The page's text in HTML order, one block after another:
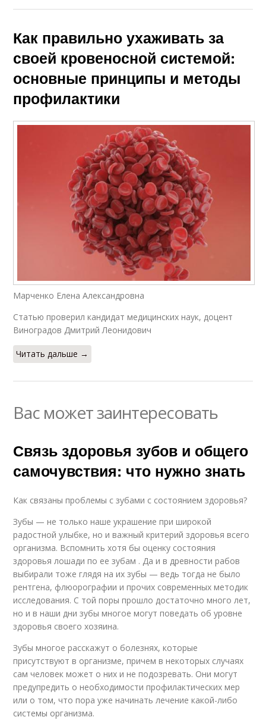
Как правильно ухаживать за
своей кровеносной системой:
основные принципы и методы
профилактики
Марченко Елена Александровна
Статью проверил кандидат медицинских наук, доцент
Виноградов Дмитрий Леонидович
Читать дальше →
Вас может заинтересовать
Связь здоровья зубов и общего
самочувствия: что нужно знать
Как связаны проблемы с зубами с состоянием здоровья?
Зубы — не только наше украшение при широкой
радостной улыбке, но и важный критерий здоровья всего
организма. Вспомнить хотя бы оценку состояния
здоровья лошади по ее зубам . Да и в древности рабов
выбирали тоже глядя на их зубы — ведь тогда не было
рентгена, флюорографии и прочих современных методик
исследования. С той поры прошло достаточно много лет,
но и в наши дни зубы многое могут поведать об уровне
здоровья своего хозяина.
Зубы многое расскажут о болезнях, которые
присутствуют в организме, причем в некоторых случаях
сам человек может о них и не подозревать. Они могут
предупредить о необходимости профилактических мер
или о том, что пора уже начинать лечение какой-либо
системы организма.